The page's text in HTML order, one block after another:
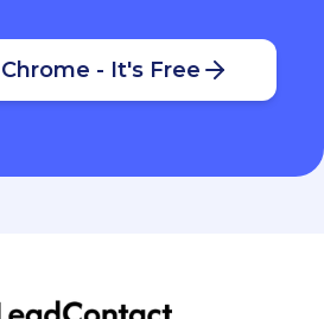
- It's Free